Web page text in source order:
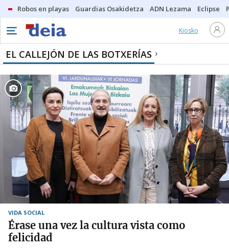
Robos en playas Guardias Osakidetza ADN Lezama Eclipse
Kiosko
EL CALLEJÓN DE LAS BOTXERÍAS
VIDA SOCIAL
Érase una vez la cultura vista como
felicidad